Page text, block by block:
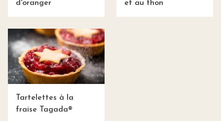
d'oranger
et au thon
Tartelettes à la
fraise Tagada®